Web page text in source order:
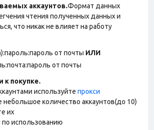
аккаунтов.Формат данных
чтения полученных данных и
что никак не влияет на работу
от почты ИЛИ
от почты
к покупке.
используйте прокси
небольшое количество аккаунтов(до 10)
их
использованию